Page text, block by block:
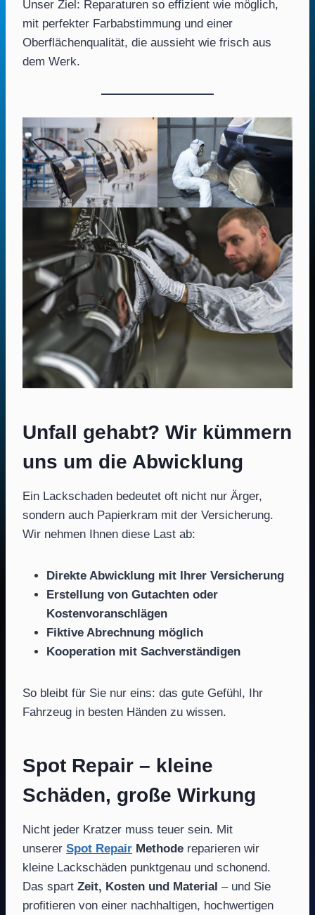
Unser Ziel: Reparaturen so effizient wie möglich,
mit perfekter Farbabstimmung und einer
Oberflächenqualität, die aussieht wie frisch aus
dem Werk.
Unfall gehabt? Wir kümmern
uns um die Abwicklung
Ein Lackschaden bedeutet oft nicht nur Ärger,
sondern auch Papierkram mit der Versicherung.
Wir nehmen Ihnen diese Last ab:
Direkte Abwicklung mit Ihrer Versicherung
Erstellung von Gutachten oder
Kostenvoranschlägen
Fiktive Abrechnung möglich
Kooperation mit Sachverständigen
So bleibt für Sie nur eins: das gute Gefühl, Ihr
Fahrzeug in besten Händen zu wissen.
Spot Repair – kleine
Schäden, große Wirkung
Nicht jeder Kratzer muss teuer sein. Mit
unserer Spot Repair Methode reparieren wir
kleine Lackschäden punktgenau und schonend.
Das spart Zeit, Kosten und Material – und Sie
profitieren von einer nachhaltigen, hochwertigen